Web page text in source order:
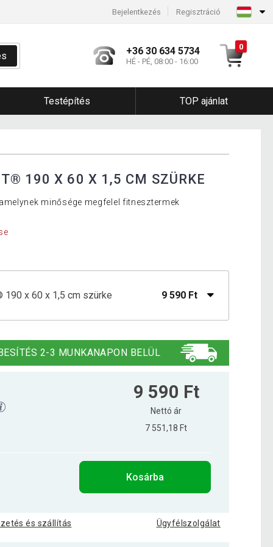
Bejelentkezés Regisztráció
+36 30 634 5734
HÉ - PÉ, 08:00 - 16:00
0
Testépítés TOP ajánlat
190 X 60 X 1,5 CM SZÜRKE
minősége megfelel fitnesztermek
190 x 60 x 1,5 cm szürke 9 590 Ft
190 x 60 x 1,5 cm királykék 9 490 Ft
12 790 Ft
190 x 60 x 1,5 cm tűrkíz
10 190 Ft
2-3 MUNKANAPON BELÜL
9 590 Ft
Nettó ár
7 551,18 Ft
Kosárba
és szállítás Ügyfélszolgálat